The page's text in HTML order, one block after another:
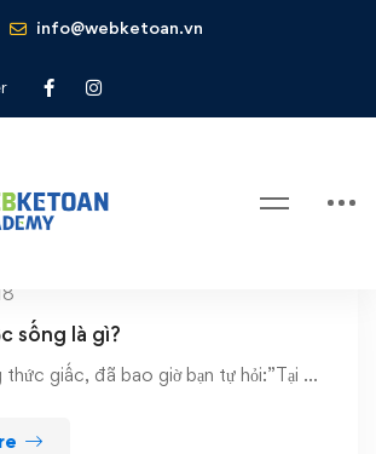
info@webketoan.vn
song
y nghia cuoc song
sống là gì?
thức giấc, đã bao giờ bạn tự hỏi:”Tại …